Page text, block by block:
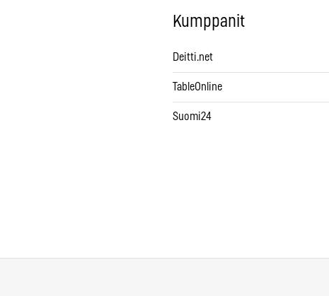
Kumppanit
Deitti.net
TableOnline
Suomi24